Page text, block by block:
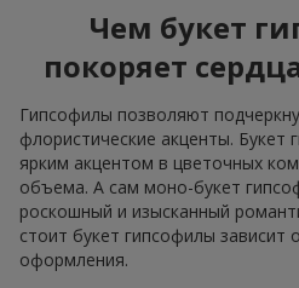
Чем букет
покоряет
Гипсофилы позволяют
флористические акценты.
ярким акцентом в цветочных
объема. А сам моно-букет
роскошный и изысканный
стоит букет гипсофилы зависит
оформления.